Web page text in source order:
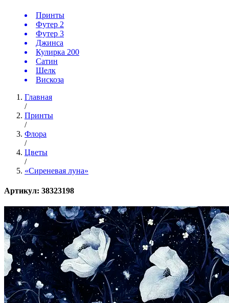
Принты
Футер 2
Футер 3
Джинса
Кулирка 200
Сатин
Шелк
Вискоза
Главная
/
Принты
/
Флора
/
Цветы
/
«Сиреневая луна»
Артикул: 38323198